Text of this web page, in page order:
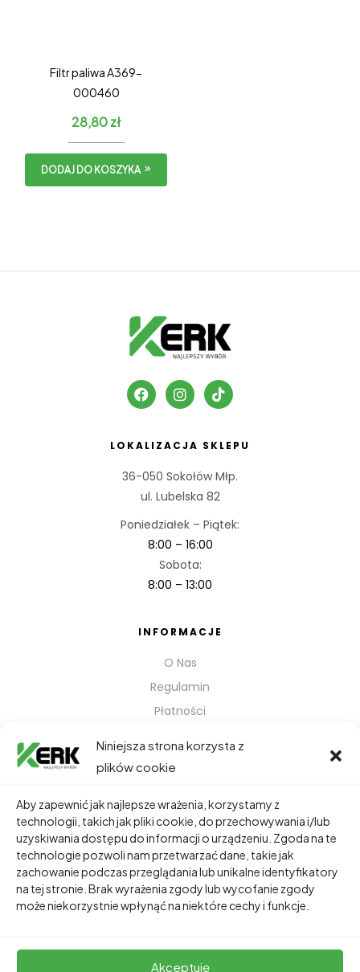
Niniejsza strona korzysta z
plików cookie
Aby zapewnić jak najlepsze wrażenia, korzystamy z
technologii, takich jak pliki cookie, do przechowywania i/lub
uzyskiwania dostępu do informacji o urządzeniu. Zgoda na te
technologie pozwoli nam przetwarzać dane, takie jak
zachowanie podczas przeglądania lub unikalne identyfikatory
na tej stronie. Brak wyrażenia zgody lub wycofanie zgody
może niekorzystnie wpłynąć na niektóre cechy i funkcje.
Akceptuję
Filtr paliwa A369-
000460
28,80zł
DODAJ DO KOSZYKA
LOKALIZACJA SKLEPU
36-050 Sokołów Młp.
ul. Lubelska 82
Poniedziałek – Piątek:
8:00 – 16:00
Sobota:
8:00 – 13:00
INFORMACJE
O Nas
Regulamin
Płatności
TWOJE KONTO
Dane Osobowe
Zamówienia
Adresy